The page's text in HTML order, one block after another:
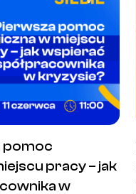
pomoc
pracy – jak
w